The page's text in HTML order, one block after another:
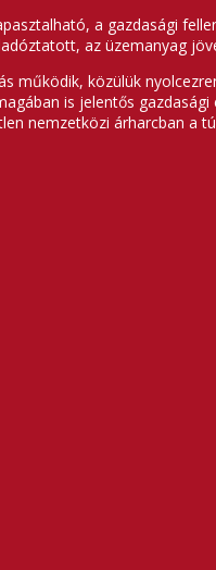
a gazdasági
az üzemanyag
működik, közülük
is jelentős
nemzetközi árharcban a